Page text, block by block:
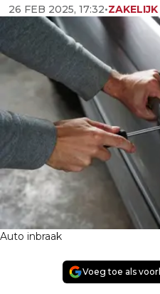
26 FEB 2025, 17:32•ZAKELIJK
Auto inbraak
Voeg toe als